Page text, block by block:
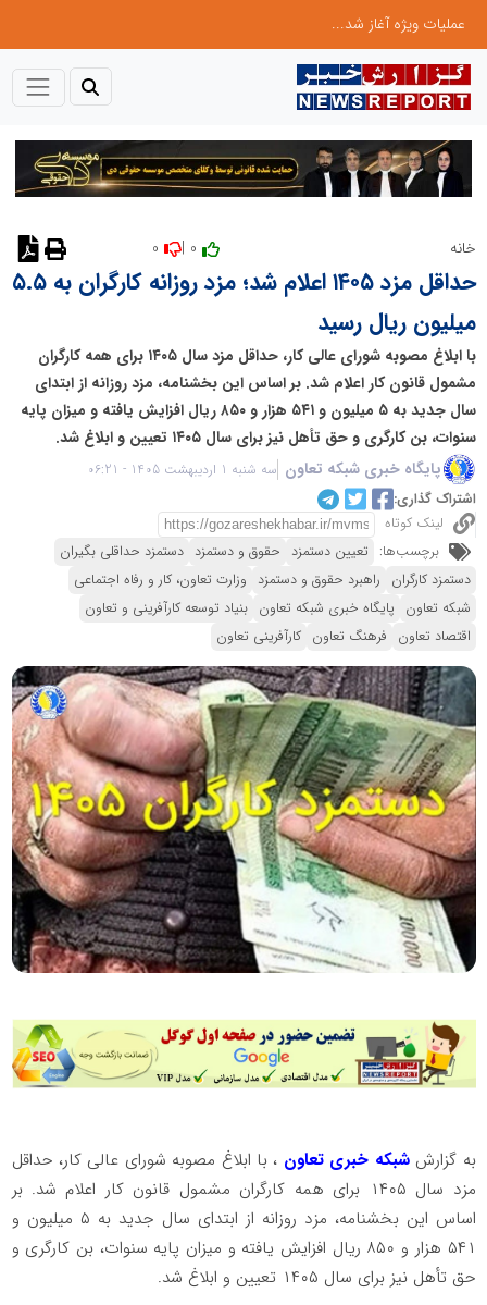
عملیات ویژه آغاز شد...
خانه
حداقل مزد ۱۴۰۵ اعلام شد؛ مزد روزانه کارگران به ۵.۵
میلیون ریال رسید
با ابلاغ مصوبه شورای عالی کار، حداقل مزد سال ۱۴۰۵ برای همه کارگران
مشمول قانون کار اعلام شد. بر اساس این بخشنامه، مزد روزانه از ابتدای
سال جدید به ۵ میلیون و ۵۴۱ هزار و ۸۵۰ ریال افزایش یافته و میزان پایه
سنوات، بن کارگری و حق تأهل نیز برای سال ۱۴۰۵ تعیین و ابلاغ شد.
پایگاه خبری شبکه تعاون سه شنبه 1 اردیبهشت 1405 - 06:21
اشتراک گذاری:
لینک کوتاه
برچسب‌ها: تعیین دستمزد حقوق و دستمزد دستمزد حداقلی بگیران
دستمزد کارگران راهبرد حقوق و دستمزد وزارت تعاون، کار و رفاه اجتماعی
شبکه تعاون پایگاه خبری شبکه تعاون بنیاد توسعه کارآفرینی و تعاون
اقتصاد تعاون فرهنگ تعاون کارآفرینی تعاون
به گزارش شبکه خبری تعاون ، با ابلاغ مصوبه شورای عالی کار، حداقل
مزد سال ۱۴۰۵ برای همه کارگران مشمول قانون کار اعلام شد. بر
اساس این بخشنامه، مزد روزانه از ابتدای سال جدید به ۵ میلیون و
۵۴۱ هزار و ۸۵۰ ریال افزایش یافته و میزان پایه سنوات، بن کارگری و
حق تأهل نیز برای سال ۱۴۰۵ تعیین و ابلاغ شد.